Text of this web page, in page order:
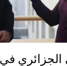
الجزائري